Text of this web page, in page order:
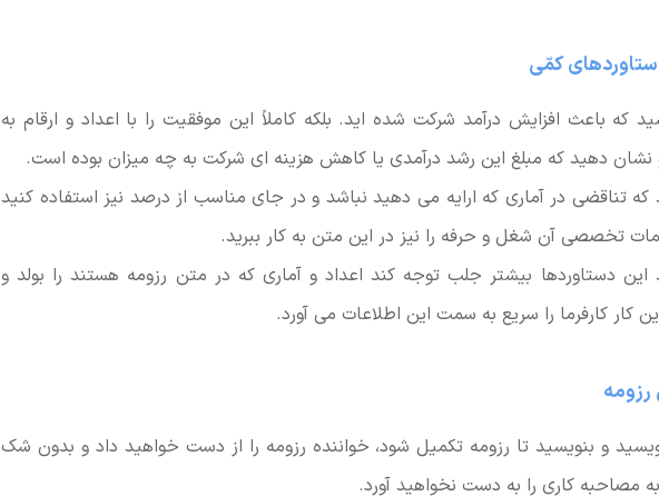
که باعث افزایش درآمد شرکت شده اید. بلکه کاملاً این موفقیت را با اعداد و ارقام به
نشان دهید که مبلغ این رشد درآمدی یا کاهش هزینه ای شرکت به چه میزان بوده است.
تناقضی در آماری که ارایه می دهید نباشد و در جای مناسب از درصد نیز استفاده کنید
تخصصی آن شغل و حرفه را نیز در این متن به کار ببرید.
این دستاوردها بیشتر جلب توجه کند اعداد و آماری که در متن رزومه هستند را بولد و
کار کارفرما را سریع به سمت این اطلاعات می آورد.
و بنویسید تا رزومه تکمیل شود، خواننده رزومه را از دست خواهید داد و بدون شک
مصاحبه کاری را به دست نخواهید آورد.